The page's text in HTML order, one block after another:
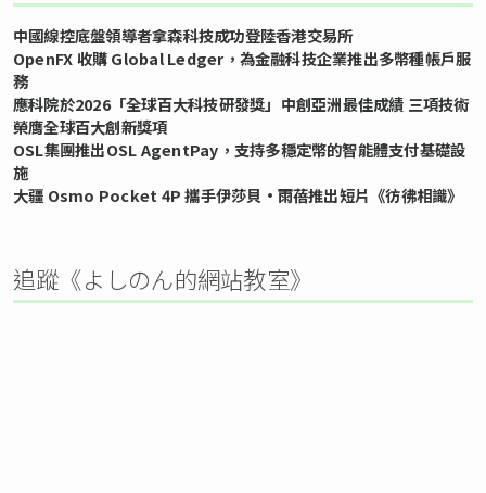
中國線控底盤領導者拿森科技成功登陸香港交易所
OpenFX 收購 Global Ledger，為金融科技企業推出多幣種帳戶服
務
應科院於2026「全球百大科技研發獎」中創亞洲最佳成績 三項技術
榮膺全球百大創新獎項
OSL集團推出OSL AgentPay，支持多穩定幣的智能體支付基礎設
施
大疆 Osmo Pocket 4P 攜手伊莎貝•雨蓓推出短片《彷彿相識》
追蹤《よしのん的網站教室》